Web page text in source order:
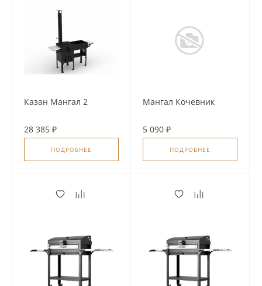
Казан Мангал 2
28 385 ₽
ПОДРОБНЕЕ
Мангал Кочевник
5 090 ₽
ПОДРОБНЕЕ